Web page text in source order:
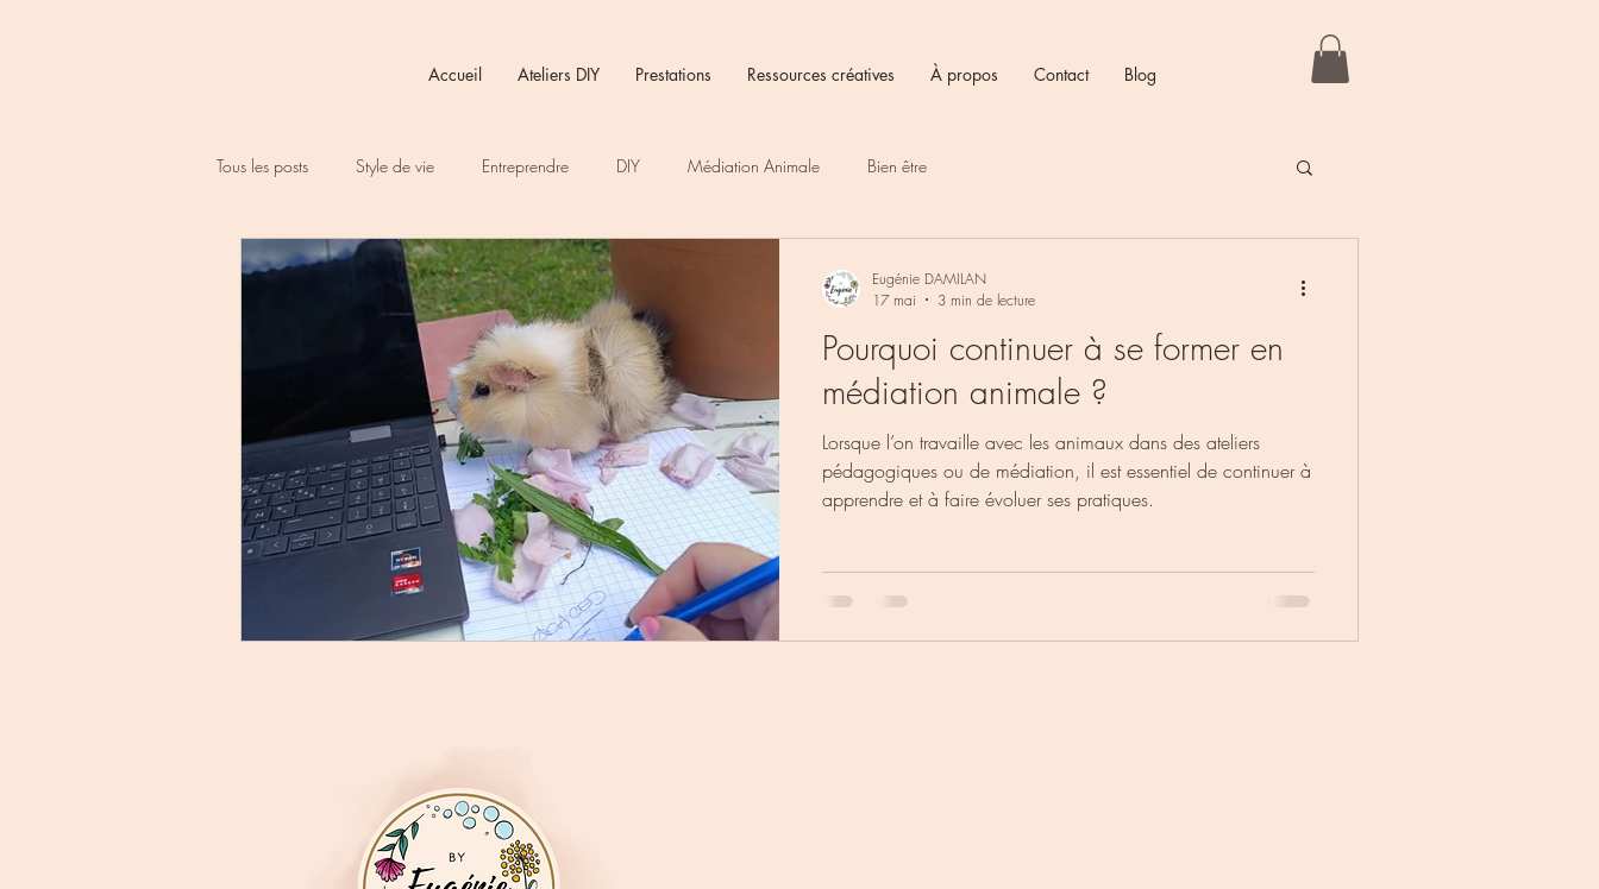
Accueil Ateliers DIY Prestations Ressources créatives À propos Contact Blog
Tous les posts Style de vie Entreprendre DIY Médiation Animale Bien être
Pourquoi continuer à se former en
médiation animale ?
Lorsque l’on travaille avec les animaux dans des ateliers
pédagogiques ou de médiation, il est essentiel de continuer à
apprendre et à faire évoluer ses pratiques.
Eugénie DAMILAN
17 mai
3 min de lecture